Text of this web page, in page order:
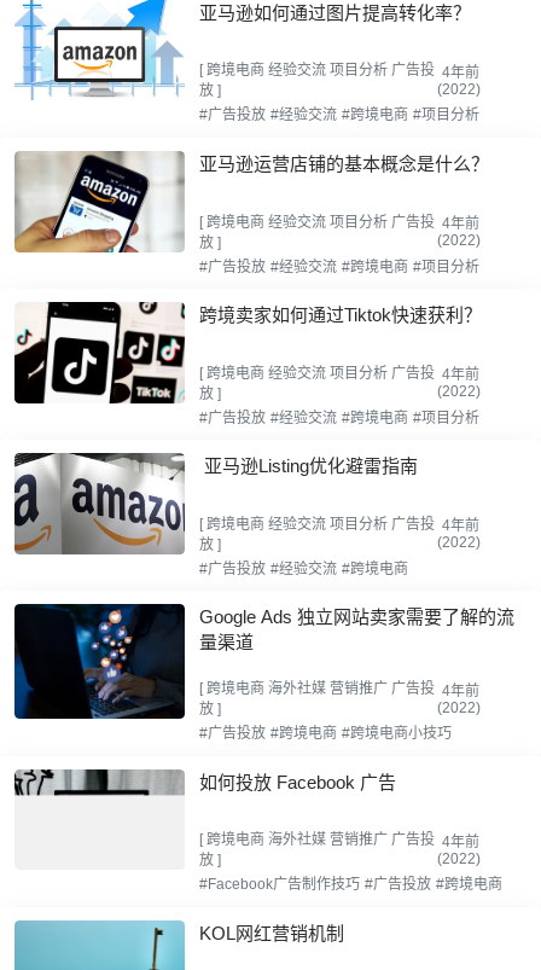
亚马逊如何通过图片提高转化率？
[跨境电商 经验交流 项目分析 广告投
放 ]
4年前
(2022)
#广告投放 #经验交流 #跨境电商 #项目分析
亚马逊运营店铺的基本概念是什么？
[ 跨境电商 经验交流 项目分析 广告投
放 ]
4年前
(2022)
#广告投放 #经验交流 #跨境电商 #项目分析
跨境卖家如何通过Tiktok快速获利？
[ 跨境电商 经验交流 项目分析 广告投
放 ]
4年前
(2022)
#广告投放 #经验交流 #跨境电商 #项目分析
亚马逊Listing优化避雷指南
[ 跨境电商 经验交流 项目分析 广告投
放 ]
4年前
(2022)
#广告投放 #经验交流 #跨境电商
Google Ads 独立网站卖家需要了解的流
量渠道
[跨境电商 海外社媒 营销推广 广告投
放 ]
4年前
(2022)
#广告投放 #跨境电商 #跨境电商小技巧
如何投放 Facebook 广告
[跨境电商 海外社媒 营销推广 广告投
放 ]
4年前
(2022)
#Facebook广告制作技巧 #广告投放 #跨境电商
KOL网红营销机制